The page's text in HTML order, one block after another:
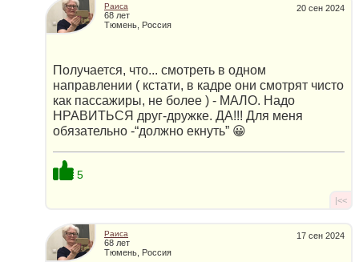
20 сен 2024
Раиса
68 лет
Тюмень, Россия
Получается, что... смотреть в одном
направлении ( кстати, в кадре они смотрят чисто
как пассажиры, не более ) - МАЛО. Надо
НРАВИТЬСЯ друг-дружке. ДА!!! Для меня
обязательно -“должно екнуть” 😀
5
|<<
17 сен 2024
Раиса
68 лет
Тюмень, Россия